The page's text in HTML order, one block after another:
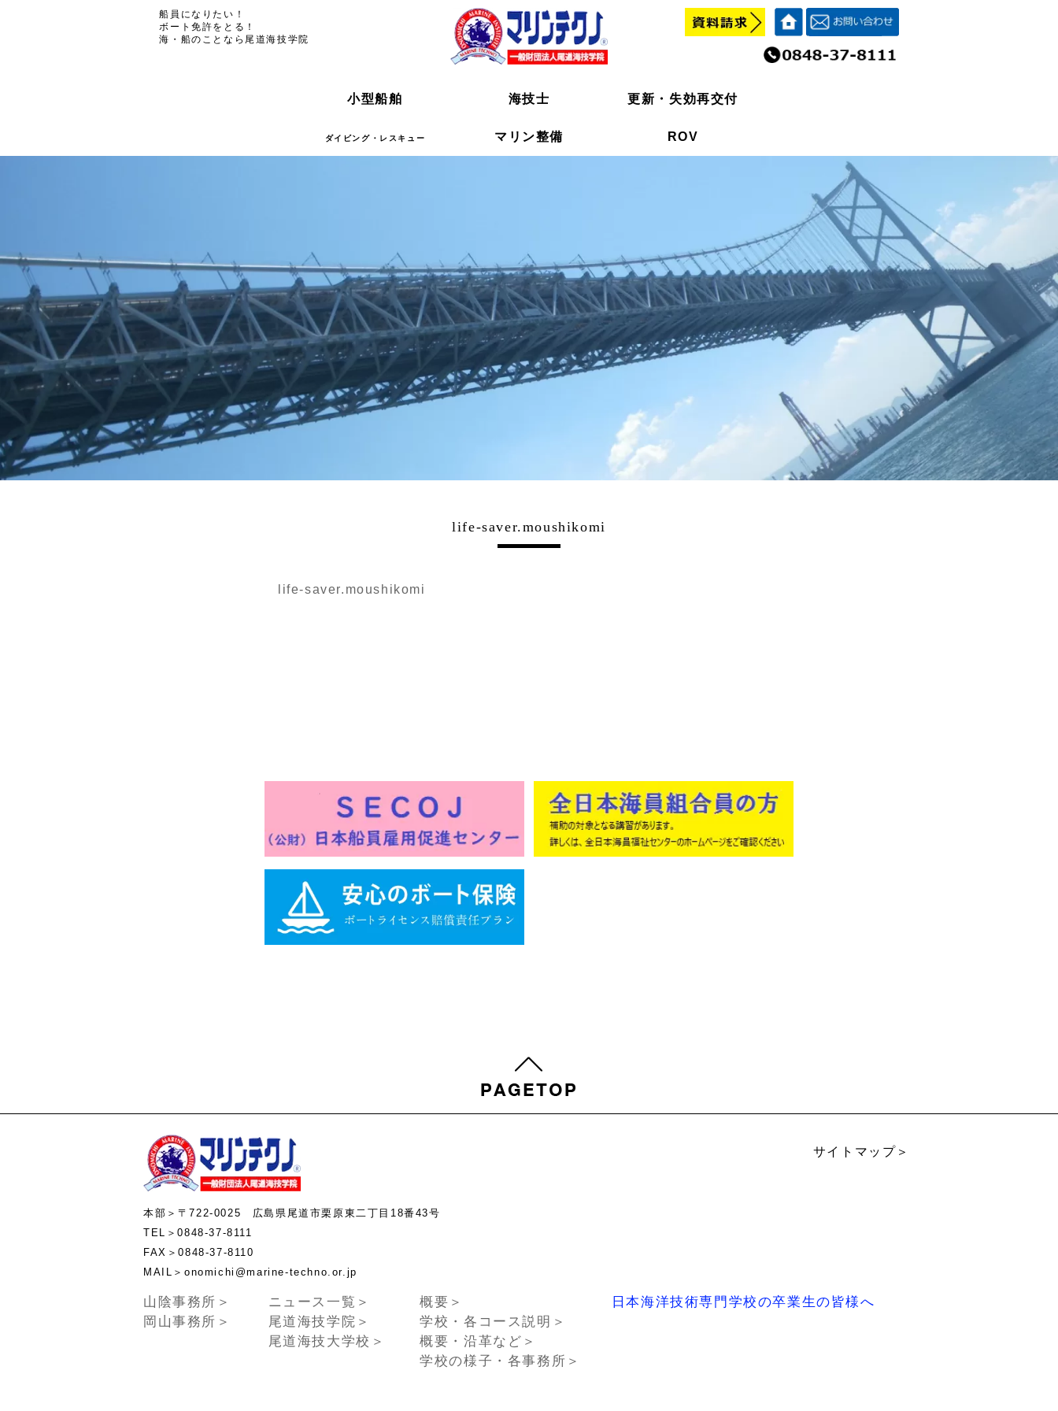
船員になりたい！
ボート免許をとる！
海・船のことなら尾道海技学院
小型船舶 海技士 更新・失効再交付
ダイビング・レスキュー マリン整備 ROV
小型船舶 海技士 更新・失効再交付
ダイビング・レスキュー マリン整備 ROV
life-saver.moushikomi
life-saver.moushikomi
サイトマップ＞
本部＞〒722-0025 広島県尾道市栗原東二丁目18番43号
TEL＞0848-37-8111
FAX＞0848-37-8110
MAIL＞onomichi@marine-techno.or.jp
山陰事務所＞
岡山事務所＞
ニュース一覧＞
尾道海技学院＞
尾道海技大学校＞
概要＞
学校・各コース説明＞
概要・沿革など＞
学校の様子・各事務所＞
日本海洋技術専門学校の卒業生の皆様へ